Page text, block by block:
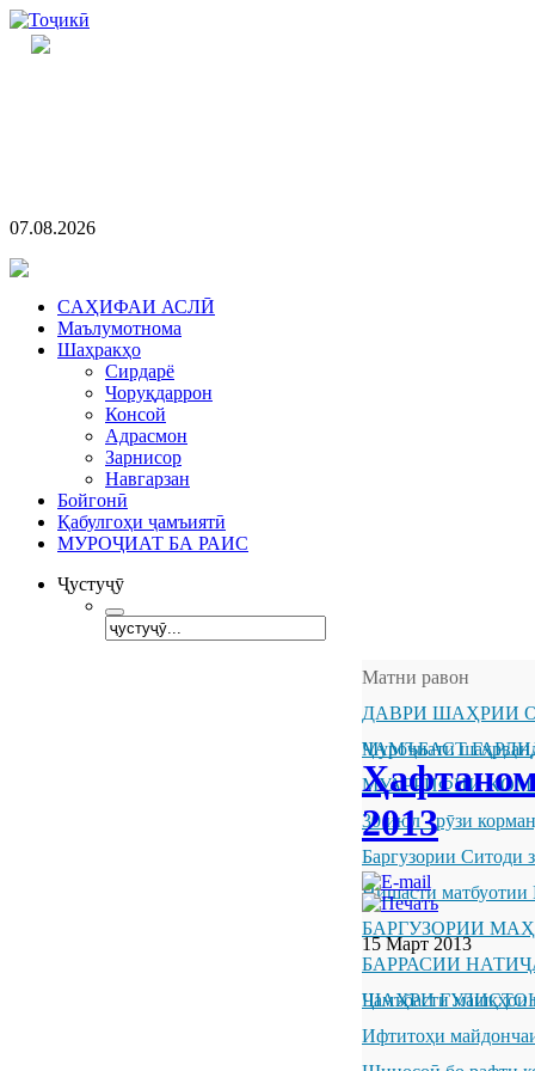
07.08.2026
CАҲИФАИ АСЛӢ
Маълумотнома
Шаҳракҳо
Сирдарё
Чоруқдаррон
Консой
Адрасмон
Зарнисор
Навгарзан
Бойгонӣ
Қабулгоҳи ҷамъиятӣ
МУРОҶИАТ БА РАИС
Ҷустуҷӯ
Матни равон
ДАВРИ ШАҲРИИ
ҶАМЪБАСТ
Муроҷиати
МУАРРИФИИ
30 июл - рӯзи
Баргузории Ситоди
Нишасти матбуотии
БАРГУЗОРИИ
БАРРАСИИ
ШАҲРИ
Ҷамъбасти машқҳои
Ифтитоҳи
2013
15 Март 2013